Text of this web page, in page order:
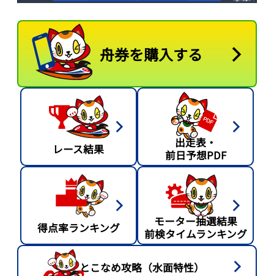
舟券を購入する
レース結果
出走表・
前日予想PDF
得点率ランキング
モーター抽選結果
前検タイムランキング
とこなめ攻略（水面特性）